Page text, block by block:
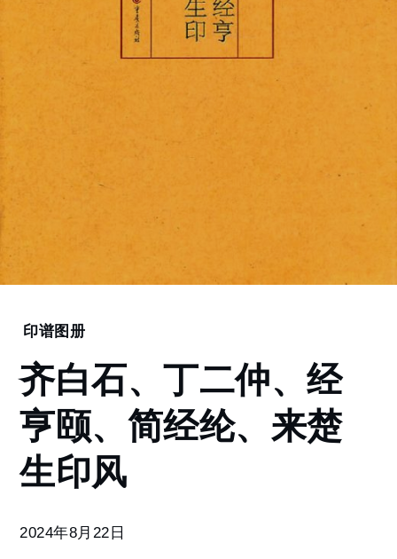
Home
石、
丁二
仲、
经亨
颐、
简经
印谱图册
齐白石、丁二仲、经
亨颐、简经纶、来楚
生印风
2024年8月22日